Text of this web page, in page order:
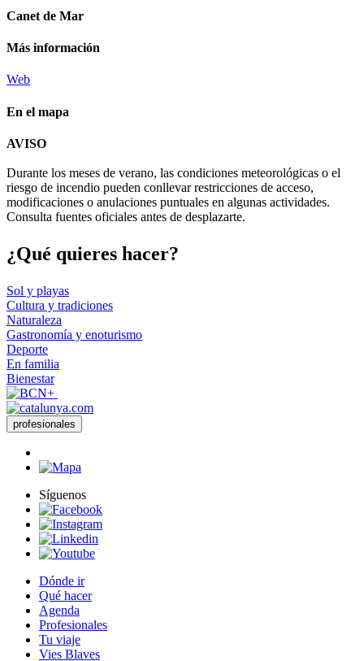
Canet de Mar
Más información
Web
En el mapa
−
AVISO
Durante los meses de verano, las condiciones meteorológicas o el
riesgo de incendio pueden conllevar restricciones de acceso,
modificaciones o anulaciones puntuales en algunas actividades.
Consulta fuentes oficiales antes de desplazarte.
¿Qué quieres hacer?
Sol y playas
Cultura y tradiciones
Naturaleza
Gastronomía y enoturismo
Deporte
En familia
Bienestar
profesionales
Síguenos
Dónde ir
Qué hacer
Agenda
Profesionales
Tu viaje
Vies Blaves